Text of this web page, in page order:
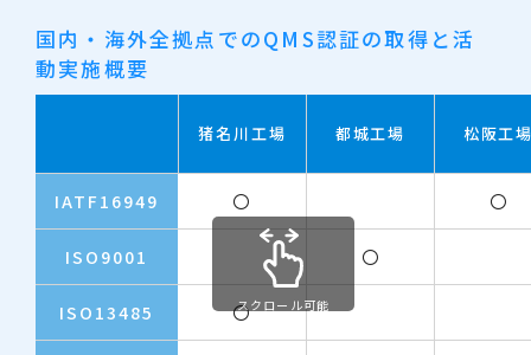
国内・海外全拠点でのQMS認証の取得と活
動実施概要
猪名川工場 都城工場 松阪工
IATF16949 〇 〇
ISO9001 〇
ISO13485 〇
スクロール可能